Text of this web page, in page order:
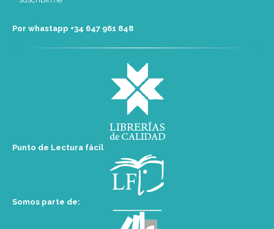
Por whastapp +34 ‭647 961 848‬
Punto de Lectura fácil
Somos parte de: